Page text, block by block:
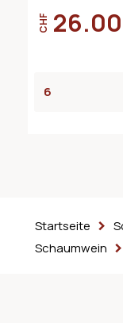
CHF 26.00
Startseite
Schaumwein